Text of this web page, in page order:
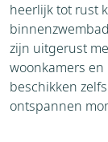
heerlijk tot rust
zijn uitgerust
woonkamers
beschikken
ontspannen